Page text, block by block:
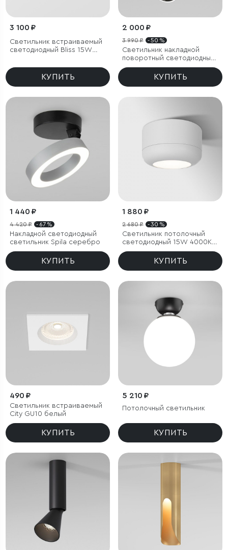
3 100 ₽
Светильник встраиваемый
светодиодный Bliss 15W
КУПИТЬ
2 000 ₽
3 990 ₽ - 50 %
Светильник накладной
поворотный светодиодный
Spot 8W 4000K белый
КУПИТЬ
1 440 ₽
4 420 ₽ - 67 %
Накладной светодиодный
светильник Spila серебро
КУПИТЬ
1 880 ₽
2 680 ₽ - 30 %
Светильник потолочный
светодиодный 15W 4000K
белый
КУПИТЬ
490 ₽
Светильник встраиваемый
City GU10 белый
КУПИТЬ
5 210 ₽
Потолочный светильник
КУПИТЬ